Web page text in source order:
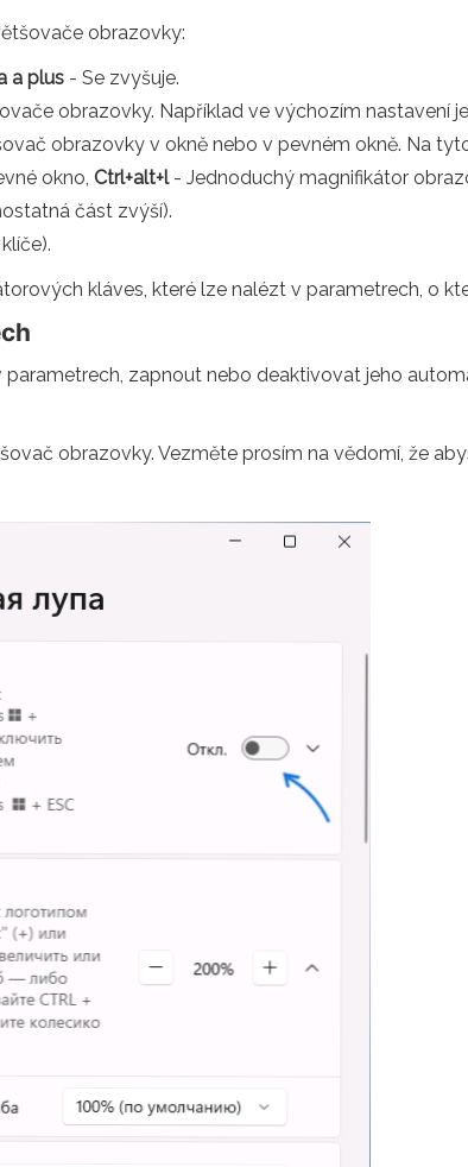
obrazovky:
a plus - Se zvyšuje.
obrazovky. Například ve výchozím nastavení
obrazovky v okně nebo v pevném okně. Na
okno, Ctrl+alt+l- Jednoduchý magnifikátor
část zvýší).
kláves, které lze nalézt v parametrech, o
zapnout nebo deaktivovat jeho
obrazovky. Vezměte prosím na vědomí, že